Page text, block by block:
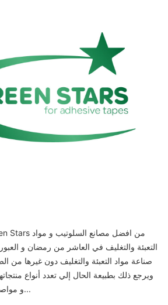
التعبئة والتغليف في العاشر من رمضان و
صناعة مواد التعبئة والتغليف دون غيرها من
ويرجع ذلك بطبيعة الحال إلي تعدد أنواع
و مواصفات مختلفة طبقا للغرض...